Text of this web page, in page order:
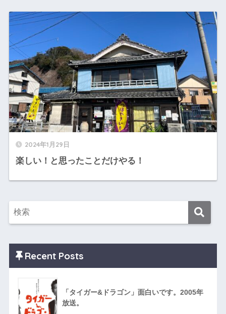
2024年1月29日
楽しい！と思ったことだけやる！
Recent Posts
「タイガー&ドラゴン」面白いです。2005年
放送。